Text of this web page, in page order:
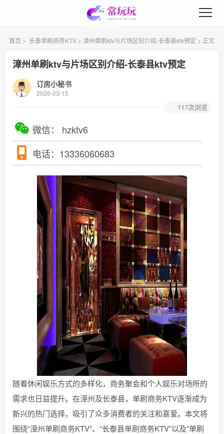
首页 > 长泰单刷商务KTV > 漳州单刷ktv与片场区别介绍-长泰县ktv预定 > 正文
漳州单刷ktv与片场区别介绍-长泰县ktv预定
订房小秘书
2026-03-15
117次浏览
微信：
hzktv6
电话： 13336060683
随着休闲娱乐方式的多样化，商务聚会和个人娱乐对场所的
需求也日益提升。在漳州及长泰县，单刷商务KTV逐渐成为
新兴的热门选择，吸引了众多消费者的关注和喜爱。本文将
围绕“漳州单刷商务KTV”、“长泰县单刷商务KTV”以及“单刷